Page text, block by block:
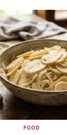
FOOD